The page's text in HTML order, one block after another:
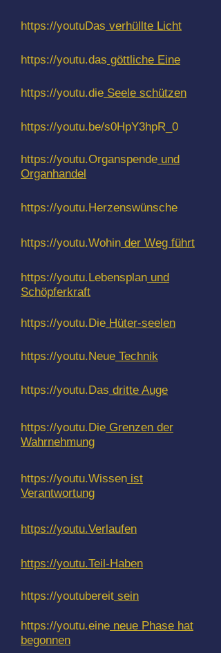
https://youtuDas verhüllte Licht
https://youtu.das göttliche Eine
https://youtu.die Seele schützen
https://youtu.be/s0HpY3hpR_0
https://youtu.Organspende und
Organhandel
https://youtu.Herzenswünsche
https://youtu.Wohin der Weg führt
https://youtu.Lebensplan und
Schöpferkraft
https://youtu.Die Hüter-seelen
https://youtu.Neue Technik
https://youtu.Das dritte Auge
https://youtu.Die Grenzen der
Wahrnehmung
https://youtu.Wissen ist
Verantwortung
https://youtu.Verlaufen
https://youtu.Teil-Haben
https://youtubereit sein
https://youtu.eine neue Phase hat
begonnen